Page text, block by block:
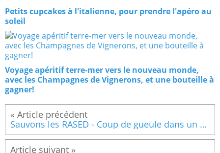
Petits cupcakes à l'italienne, pour prendre l'apéro au
soleil
Voyage apéritif terre-mer vers le nouveau monde,
avec les Champagnes de Vignerons, et une bouteille à
gagner!
Sauvons les RASED - Coup de gueule dans un monde qui pourrait changer!